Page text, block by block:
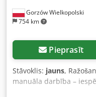
Gorzów Wielkopolski
754 km
Pieprasīt
Stāvoklis: jauns,
manuāla darbība –
iedarbināšanas